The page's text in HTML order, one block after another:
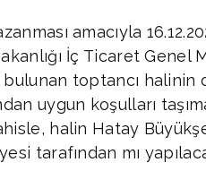
amacıyla
İç Ticaret Genel
toptancı halinin
uygun koşulları
halin Hatay
tarafından mı